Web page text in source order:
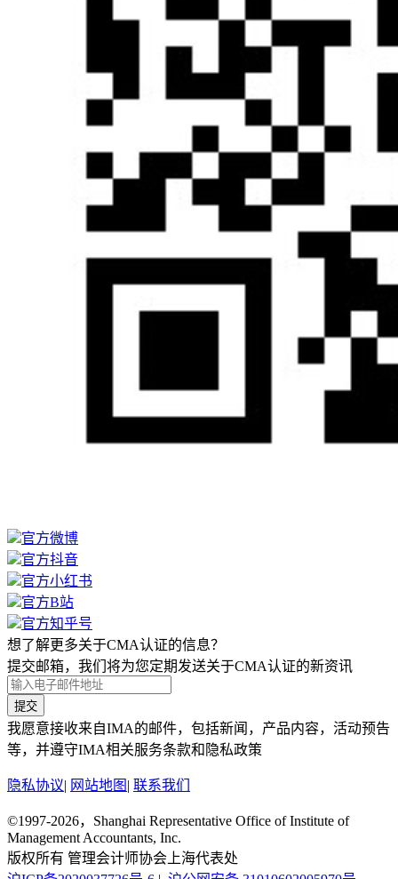
官方微博
官方抖音
官方小红书
官方B站
官方知乎号
想了解更多关于CMA认证的信息？
提交邮箱，我们将为您定期发送关于CMA认证的新资讯
提交
我愿意接收来自IMA的邮件，包括新闻，产品内容，活动预告
等，并遵守IMA相关服务条款和隐私政策
隐私协议| 网站地图 | 联系我们
©1997-2026，Shanghai Representative Office of Institute of
Management Accountants, Inc.
版权所有 管理会计师协会上海代表处